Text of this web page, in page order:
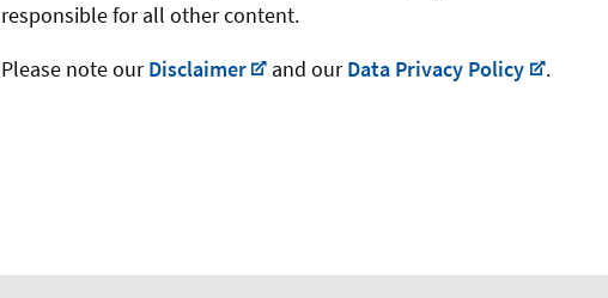
responsible for all other content.
Please note ourDisclaimer and ourData Privacy Policy .